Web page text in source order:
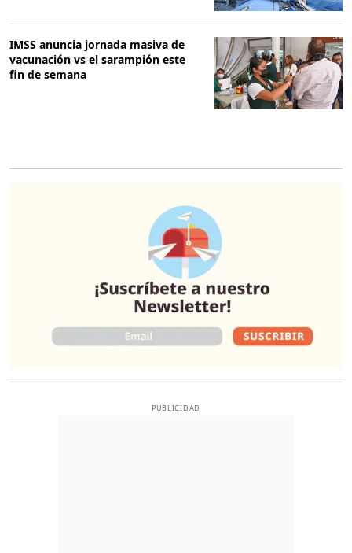
IMSS anuncia jornada masiva de
vacunación vs el sarampión este
fin de semana
PUBLICIDAD